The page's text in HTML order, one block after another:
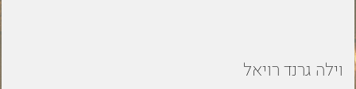
וילה גרנד רויאל